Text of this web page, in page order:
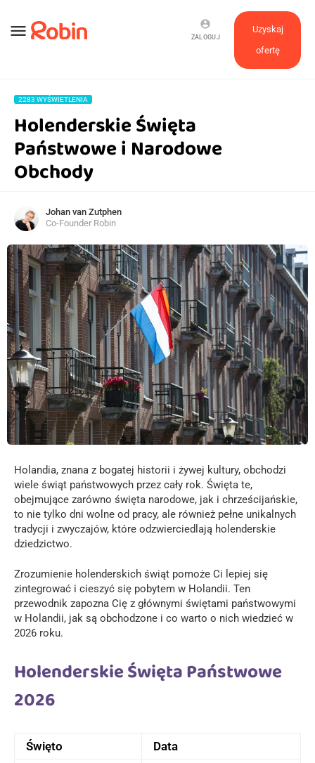
menu
Uzyskaj
ofertę
account_circle
ZALOGUJ
2283 WYŚWIETLENIA
Holenderskie Święta
Państwowe i Narodowe
Obchody
Johan van Zutphen
Co-Founder Robin
Holandia, znana z bogatej historii i żywej kultury, obchodzi
wiele świąt państwowych przez cały rok. Święta te,
obejmujące zarówno święta narodowe, jak i chrześcijańskie,
to nie tylko dni wolne od pracy, ale również pełne unikalnych
tradycji i zwyczajów, które odzwierciedlają holenderskie
dziedzictwo.
Zrozumienie holenderskich świąt pomoże Ci lepiej się
zintegrować i cieszyć się pobytem w Holandii. Ten
przewodnik zapozna Cię z głównymi świętami państwowymi
w Holandii, jak są obchodzone i co warto o nich wiedzieć w
2026 roku.
Holenderskie Święta Państwowe
2026
Święto
Data